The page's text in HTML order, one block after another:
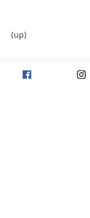
(up)
Etichete:
DramaRate 8 Crime